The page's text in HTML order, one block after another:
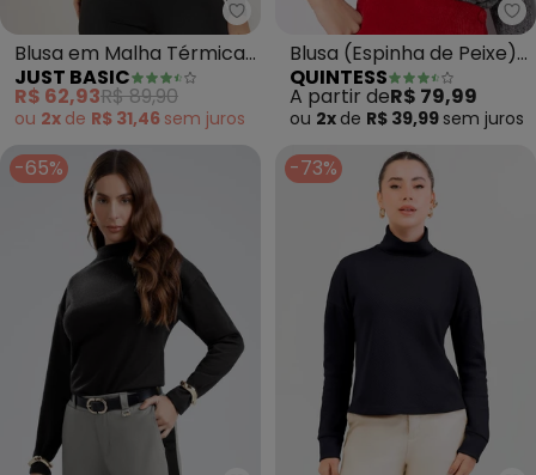
Just Basic - Blusa em Malha
Blusa em Malha Térmica
(Preto)
JUST BASIC
R$ 62,93R$ 89,90
ou 2x de R$ 31,46 sem juros
Blusa (Espinha de Peixe)
em Malha de Viscose
QUINTESS
A partir deR$ 79,99
ou 2x de R$ 39,99 sem juros
-65% -73%